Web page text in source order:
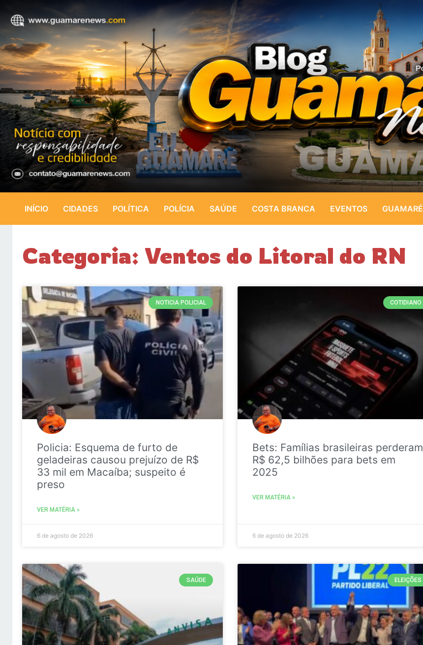
INÍCIO CIDADES POLÍTICA POLÍCIA SAÚDE COSTA BRANCA EVENTOS GUAMARÉ
Categoria: Ventos do Litoral do RN
NOTICIA POLICIAL
Policia: Esquema de furto de
geladeiras causou prejuízo de R$
33 mil em Macaíba; suspeito é
preso
VER MATÉRIA »
6 de agosto de 2026
COTIDIANO
Bets: Famílias brasileiras perderam
R$ 62,5 bilhões para bets em
2025
VER MATÉRIA »
6 de agosto de 2026
SAÚDE ELEIÇÕES